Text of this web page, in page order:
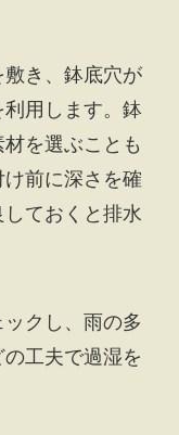
き、鉢底穴が
用します。鉢
を選ぶことも
前に深さを確
ておくと排水
クし、雨の多
工夫で過湿を